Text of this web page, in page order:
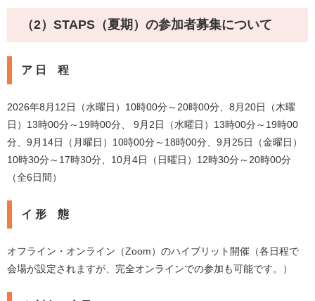
（2）STAPS（夏期）の参加者募集について
ア 日 程
2026年8月12日（水曜日）10時00分～20時00分、8月20日（木曜
日）13時00分～19時00分、 9月2日（水曜日）13時00分～19時00
分、9月14日（月曜日）10時00分～18時00分、9月25日（金曜日）
10時30分～17時30分、10月4日（日曜日）12時30分～20時00分
（全6日間）
イ 形 態
オフライン・オンライン（Zoom）のハイブリット開催（各日程で
会場が設定されますが、完全オンラインでの参加も可能です。）